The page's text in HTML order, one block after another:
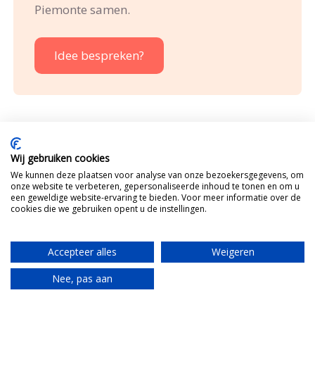
Piemonte samen.
Idee bespreken?
Wij gebruiken cookies
We kunnen deze plaatsen voor analyse van onze bezoekersgegevens, om
onze website te verbeteren, gepersonaliseerde inhoud te tonen en om u
een geweldige website-ervaring te bieden. Voor meer informatie over de
cookies die we gebruiken opent u de instellingen.
Accepteer alles
Weigeren
Nee, pas aan